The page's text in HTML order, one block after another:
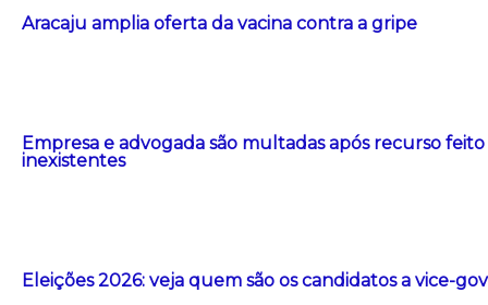
Aracaju amplia oferta da vacina contra a gripe
Empresa e advogada são multadas após recurso
inexistentes
Eleições 2026: veja quem são os candidatos a vice-